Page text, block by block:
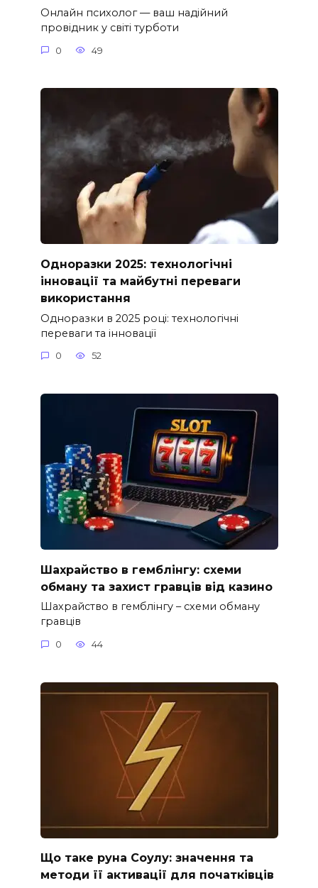
Онлайн психолог — ваш надійний
провідник у світі турботи
0 49
Одноразки 2025: технологічні
інновації та майбутні переваги
використання
Одноразки в 2025 році: технологічні
переваги та інновації
0 52
Шахрайство в гемблінгу: схеми
обману та захист гравців від казино
Шахрайство в гемблінгу – схеми обману
гравців
0 44
Що таке руна Соулу: значення та
методи її активації для початківців